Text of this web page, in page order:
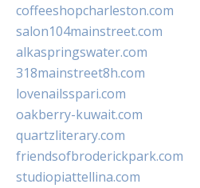
coffeeshopcharleston.com
salon104mainstreet.com
alkaspringswater.com
318mainstreet8h.com
lovenailsspari.com
oakberry-kuwait.com
quartzliterary.com
friendsofbroderickpark.com
studiopiattellina.com